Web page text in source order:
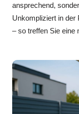
ansprechend,
Unkompliziert in der
– so treffen Sie eine